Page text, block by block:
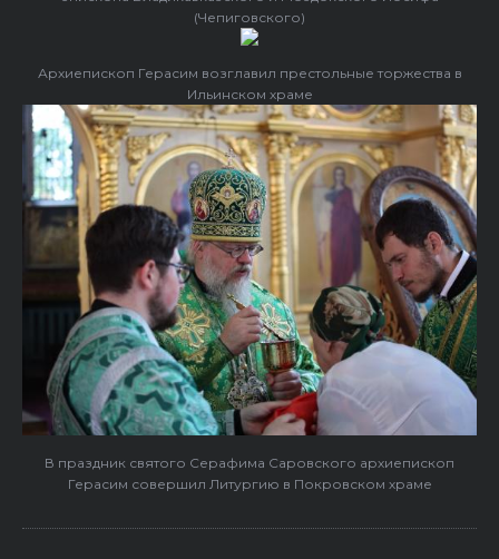
(Чепиговского)
Архиепископ Герасим возглавил престольные торжества в
Ильинском храме
В праздник святого Серафима Саровского архиепископ
Герасим совершил Литургию в Покровском храме